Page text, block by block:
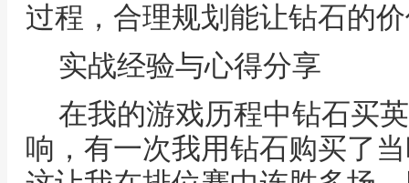
过程，合理规划能让钻石的
实战经验与心得分享
在我的游戏历程中钻石买
响，有一次我用钻石购买了